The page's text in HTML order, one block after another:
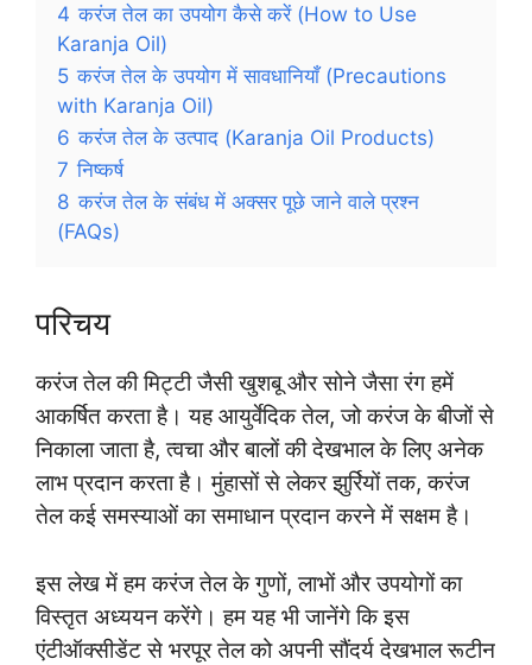
4 करंज तेल का उपयोग कैसे करें (How to Use
Karanja Oil)
5 करंज तेल के उपयोग में सावधानियाँ (Precautions
with Karanja Oil)
6 करंज तेल के उत्पाद (Karanja Oil Products)
7 निष्कर्ष
8 करंज तेल के संबंध में अक्सर पूछे जाने वाले प्रश्न
(FAQs)
परिचय
करंज तेल की मिट्टी जैसी खुशबू और सोने जैसा रंग हमें
आकर्षित करता है। यह आयुर्वेदिक तेल, जो करंज के बीजों से
निकाला जाता है, त्वचा और बालों की देखभाल के लिए अनेक
लाभ प्रदान करता है। मुंहासों से लेकर झुर्रियों तक, करंज
तेल कई समस्याओं का समाधान प्रदान करने में सक्षम है।
इस लेख में हम करंज तेल के गुणों, लाभों और उपयोगों का
विस्तृत अध्ययन करेंगे। हम यह भी जानेंगे कि इस
एंटीऑक्सीडेंट से भरपूर तेल को अपनी सौंदर्य देखभाल रूटीन